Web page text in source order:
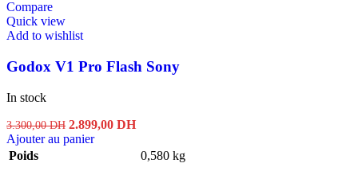
Compare
Quick view
Add to wishlist
Godox V1 Pro Flash Sony
In stock
3.300,00DH Le
prix
2.899,00 DHLe
actuel
Ajouter au panier
Poids
0,580 kg